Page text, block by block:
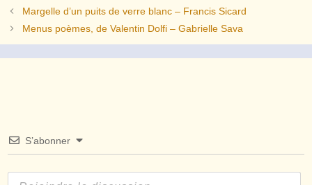
Margelle d’un puits de verre blanc – Francis Sicard
Menus poèmes, de Valentin Dolfi – Gabrielle Sava
S’abonner